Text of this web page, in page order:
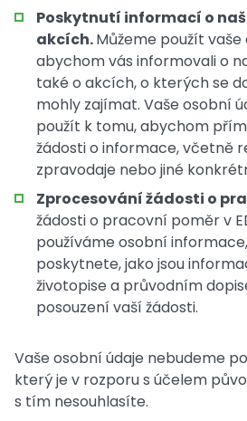
Poskytnutí informací o
akcích.Můžeme použít vaše
abychom vás informovali o
také o akcích, o kterých se
mohly zajímat. Vaše osobní
použít k tomu, abychom
žádosti o informace, včetně
zpravodaje nebo jiné
Zprocesování žádosti o
žádosti o pracovní poměr v
používáme osobní
poskytnete, jako jsou
životopise a průvodním
posouzení vaší žádosti.
Vaše osobní údaje nebudeme
který je v rozporu s účelem
s tím nesouhlasíte.